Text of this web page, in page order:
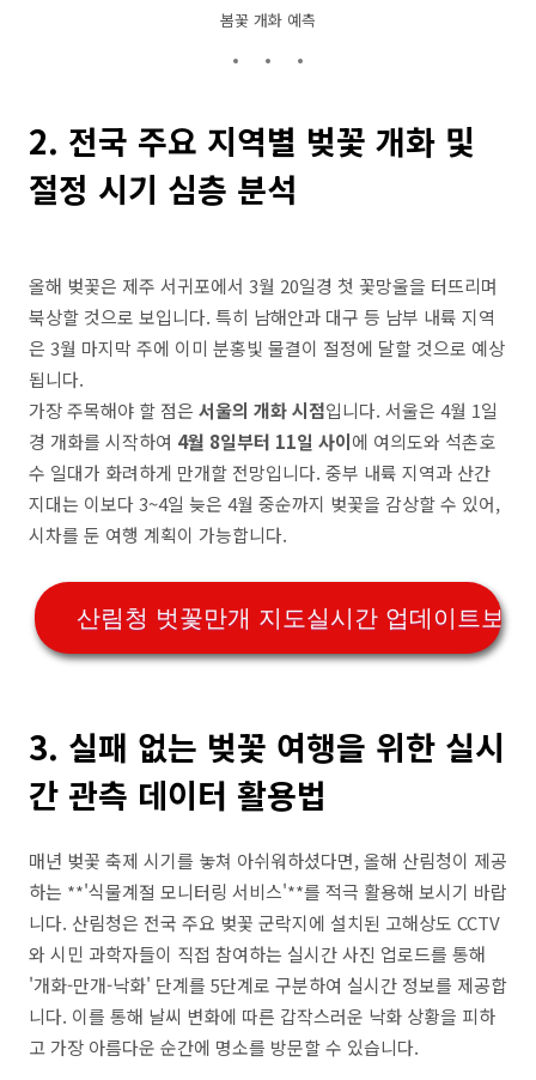
봄꽃 개화 예측
2. 전국 주요 지역별 벚꽃 개화 및
절정 시기 심층 분석
올해 벚꽃은 제주 서귀포에서 3월 20일경 첫 꽃망울을 터뜨리며
북상할 것으로 보입니다. 특히 남해안과 대구 등 남부 내륙 지역
은 3월 마지막 주에 이미 분홍빛 물결이 절정에 달할 것으로 예상
됩니다.
가장 주목해야 할 점은 서울의 개화 시점입니다. 서울은 4월 1일
경 개화를 시작하여 4월 8일부터 11일 사이에 여의도와 석촌호
수 일대가 화려하게 만개할 전망입니다. 중부 내륙 지역과 산간
지대는 이보다 3~4일 늦은 4월 중순까지 벚꽃을 감상할 수 있어,
시차를 둔 여행 계획이 가능합니다.
산림청 벗꽃만개 지도실시간 업데이트보기
3. 실패 없는 벚꽃 여행을 위한 실시
간 관측 데이터 활용법
매년 벚꽃 축제 시기를 놓쳐 아쉬워하셨다면, 올해 산림청이 제공
하는 **'식물계절 모니터링 서비스'**를 적극 활용해 보시기 바랍
니다. 산림청은 전국 주요 벚꽃 군락지에 설치된 고해상도 CCTV
와 시민 과학자들이 직접 참여하는 실시간 사진 업로드를 통해
'개화-만개-낙화' 단계를 5단계로 구분하여 실시간 정보를 제공합
니다. 이를 통해 날씨 변화에 따른 갑작스러운 낙화 상황을 피하
고 가장 아름다운 순간에 명소를 방문할 수 있습니다.